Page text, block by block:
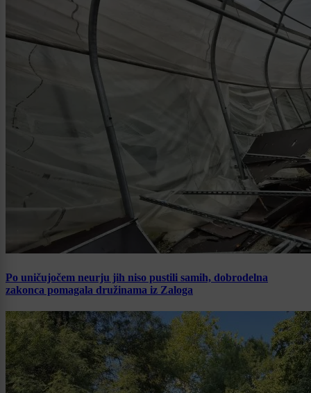
Po uničujočem neurju jih niso pustili samih, dobrodelna
zakonca pomagala družinama iz Zaloga